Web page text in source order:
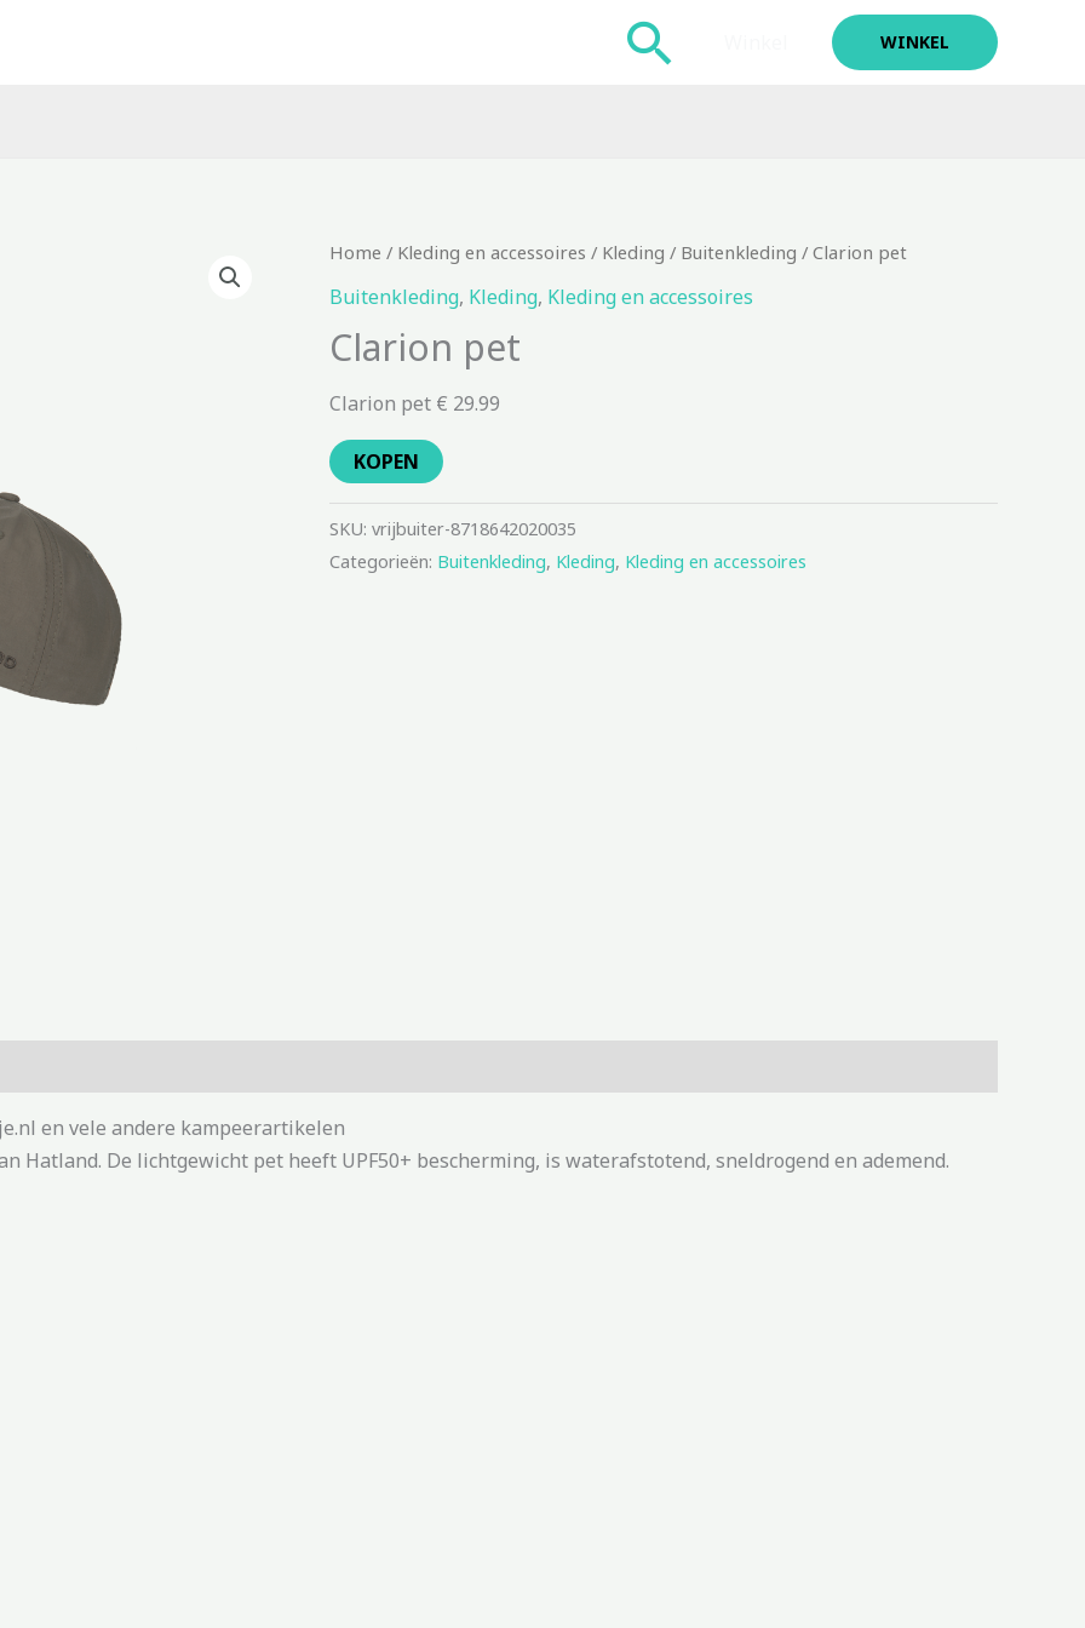
Zoeken WINKEL
Home / Kleding en accessoires / Kleding / Buitenkleding / Clarion pet
Buitenkleding, Kleding, Kleding en accessoires
Clarion pet
Clarion pet € 29.99
KOPEN
SKU: vrijbuiter-8718642020035
Categorieën: Buitenkleding, Kleding, Kleding en accessoires
en vele andere kampeerartikelen
Hatland. De lichtgewicht pet heeft UPF50+ bescherming, is waterafstotend, sneldrogend en ademend.